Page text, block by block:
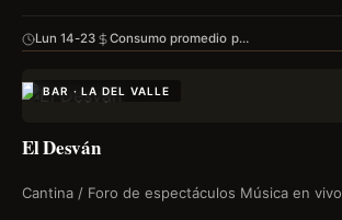
Lun 14-23 Consumo promedio p…
BAR · LA DEL VALLE
El Desván
Cantina / Foro de espectáculos Música en vivo